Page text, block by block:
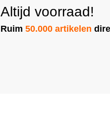
Altijd voorraad!
Ruim50.000 artikelen